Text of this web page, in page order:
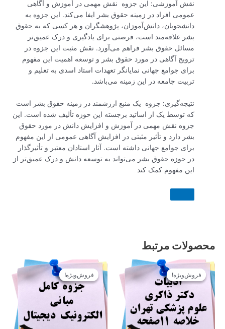
نقش آموزشی: این جزوه نقش مهمی در آموزش و آگاهی
عمومی افراد در زمینه حقوق بشر ایفا می‌کند. این جزوه به
دانشجویان، دانش‌آموزان، پژوهشگران و هر کسی که به حقوق
بشر علاقه‌مند است، فرصتی برای یادگیری و درک عمیق‌تر
مسائل حقوق بشر فراهم می‌آورد. نقش مثبت این جزوه در
ترویج آگاهی در مورد حقوق بشر و توسعه اهمیت این مفهوم
برای جوامع جهانی نمایانگر تعهدات استاد اسدی به تعلیم و
تربیت جامعه در این زمینه می‌باشد.
نتیجه‌گیری: جزوه یک منبع ارزشمند در زمینه حقوق بشر است
که توسط یک از اساتید برجسته این حوزه تألیف شده است. این
جزوه نقش مهمی در آموزش و افزایش دانش در مورد حقوق
بشر دارد و تأثیر مثبتی در افزایش آگاهی عمومی از این مفهوم
برای جوامع جهانی داشته است. آثار استادان معتبر و تأثیرگذار
در حوزه حقوق بشر می‌تواند به توسعه دانش و درک عمیق‌تر از
این مفهوم کمک کند
محصولات مرتبط
فروش‌ویژه!
فروش‌ویژه!
قیمت
اصلی
12.900تومان
بود.
قیمت
11.610تومان
فروش‌ویژه!
فروش‌ویژه!
قیمت
اصلی
بود.
قیمت
11.610تومان
است.